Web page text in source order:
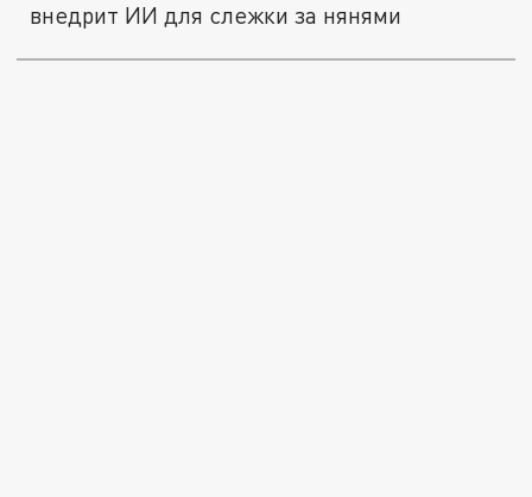
внедрит ИИ для слежки за нянями